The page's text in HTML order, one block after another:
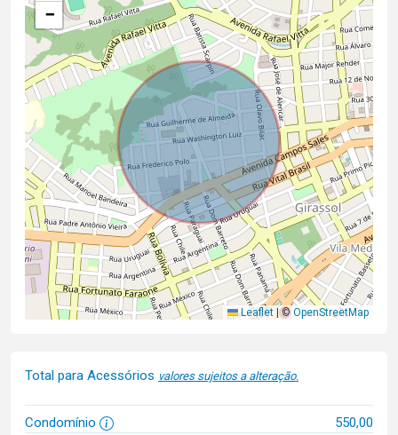
−
Leaflet ©OpenStreetMap
Total para Acessórios valores sujeitos a alteração.
Condomínio 550,00